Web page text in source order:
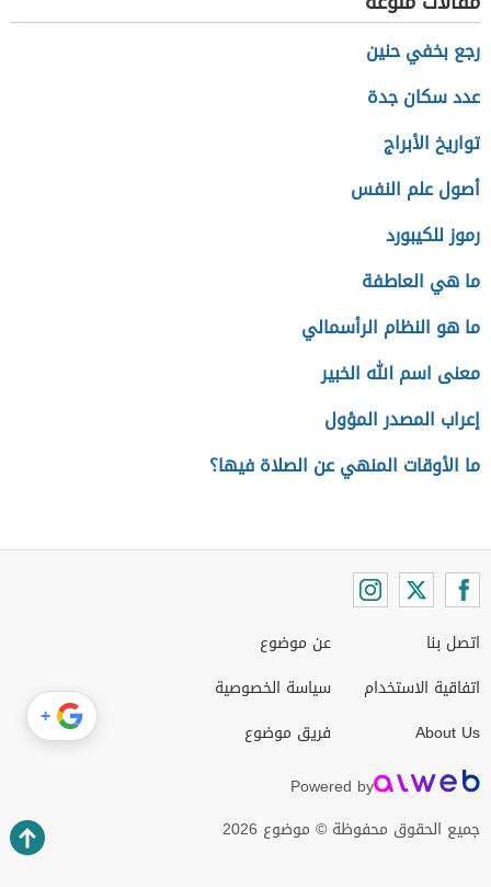
رجع بخفي حنين
عدد سكان جدة
تواريخ الأبراج
أصول علم النفس
رموز للكيبورد
ما هي العاطفة
ما هو النظام الرأسمالي
معنى اسم الله الخبير
إعراب المصدر المؤول
ما الأوقات المنهي عن الصلاة فيها؟
اتصل بنا
اتفاقية الاستخدام
About Us
عن موضوع
سياسة الخصوصية
فريق موضوع
Powered by
جميع الحقوق محفوظة © موضوع 2026
+